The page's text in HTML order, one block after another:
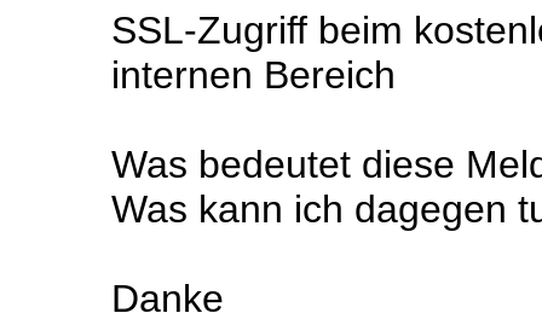
SSL-Zugriff beim
internen Bereich
Was bedeutet diese
Was kann ich dagegen
Danke